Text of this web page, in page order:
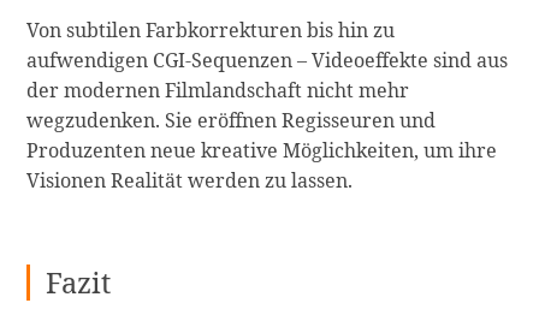
Von subtilen Farbkorrekturen bis hin zu
aufwendigen CGI-Sequenzen – Videoeffekte sind aus
der modernen Filmlandschaft nicht mehr
wegzudenken. Sie eröffnen Regisseuren und
Produzenten neue kreative Möglichkeiten, um ihre
Visionen Realität werden zu lassen.
Fazit